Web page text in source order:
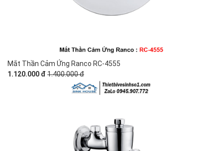
Mắt Thần Cảm Ứng Ranco RC-4555
1.120.000 đ 1.400.000 đ